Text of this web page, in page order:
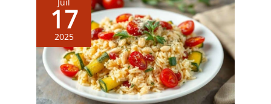
uniques. La vernissure
donne à chaque assiette
et bol son propre
caractère, ajoutant
élégance et charme à
votre disposition de
table. Vos plats seront
encore plus appétissants
Juil
17
2025